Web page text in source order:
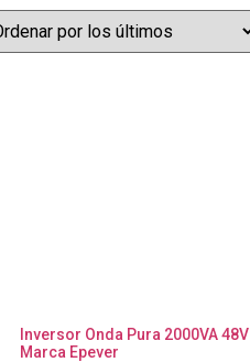
Inversor Onda Pura 2000VA 48V
Marca Epever